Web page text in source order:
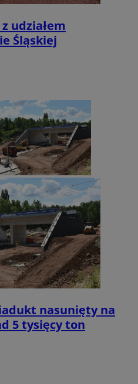
udziałem
Śląskiej
nasunięty na
5 tysięcy ton